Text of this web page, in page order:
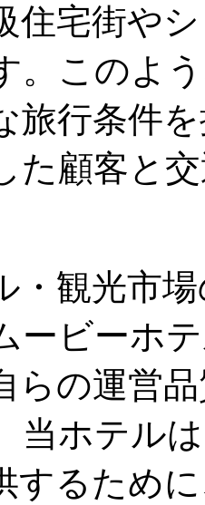
住宅街や
。このよ
旅行条件
た顧客と
・観光市
ービーホ
らの運営
当ホテル
するため